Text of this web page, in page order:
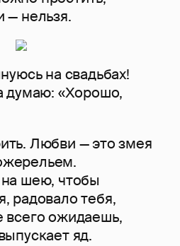
— нельзя.
на свадьбах!
думаю: «Хорошо,
Любви — это змея
шею, чтобы
радовало тебя,
всего ожидаешь,
яд.